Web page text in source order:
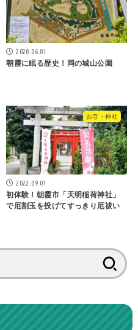
2020.06.01
朝霞に眠る歴史！岡の城山公園
お寺・神社
2022.09.01
初体験！朝霞市「天明稲荷神社」
で厄割玉を投げてすっきり厄祓い
索: